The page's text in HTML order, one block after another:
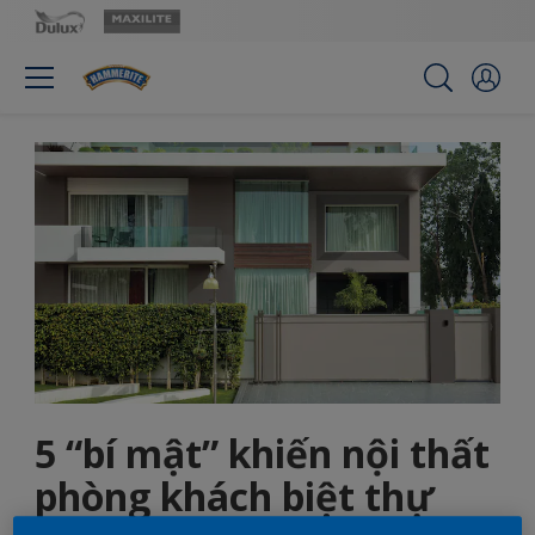
5 “bí mật” khiến nội thất
phòng khách biệt thự